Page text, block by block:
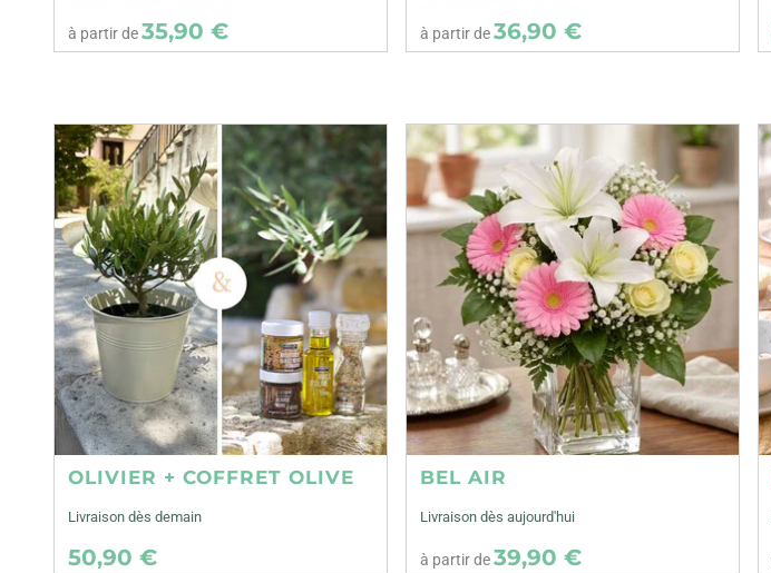
à partir de35,90 € à partir de36,90 €
OLIVIER + COFFRET OLIVE
Livraison dès demain
50,90 €
BEL AIR
Livraison dès aujourd'hui
à partir de39,90 €